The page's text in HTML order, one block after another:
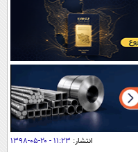
انتشار: ۱۱:۲۳ - ۲۰-۰۵-۱۳۹۸